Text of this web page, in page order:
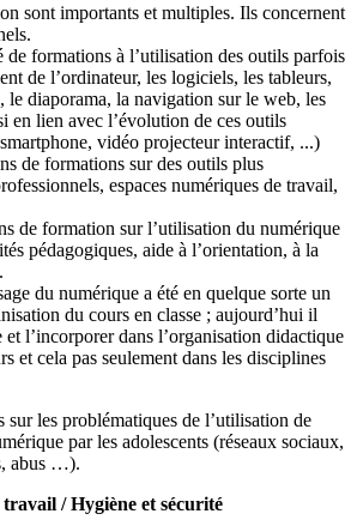
sont importants et multiples. Ils concernent
de formations à l’utilisation des outils parfois
de l’ordinateur, les logiciels, les tableurs,
le diaporama, la navigation sur le web, les
en lien avec l’évolution de ces outils
vidéo projecteur interactif, ...)
de formations sur des outils plus
espaces numériques de travail,
de formation sur l’utilisation du numérique
pédagogiques, aide à l’orientation, à la
du numérique a été en quelque sorte un
du cours en classe ; aujourd’hui il
et l’incorporer dans l’organisation didactique
et cela pas seulement dans les disciplines
les problématiques de l’utilisation de
par les adolescents (réseaux sociaux,
abus …).
/ Hygiène et sécurité